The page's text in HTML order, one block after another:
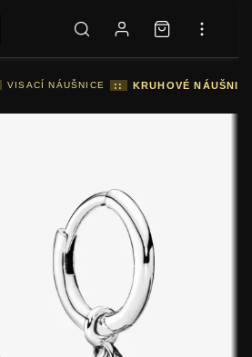
VISACÍ NÁUŠNICE :: KRUHOVÉ